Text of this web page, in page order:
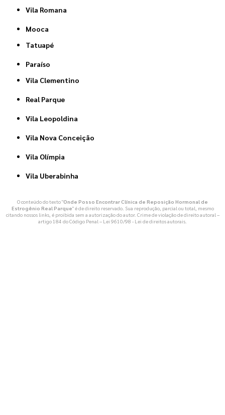
Vila Romana
Mooca
Tatuapé
Paraíso
Vila Clementino
Real Parque
Vila Leopoldina
Vila Nova Conceição
Vila Olímpia
Vila Uberabinha
O conteúdo do texto "Onde Posso Encontrar Clínica de Reposição Hormonal de
Estrogênio Real Parque" é de direito reservado. Sua reprodução, parcial ou total, mesmo
citando nossos links, é proibida sem a autorização do autor. Crime de violação de direito autoral –
artigo 184 do Código Penal – Lei 9610/98 - Lei de direitos autorais